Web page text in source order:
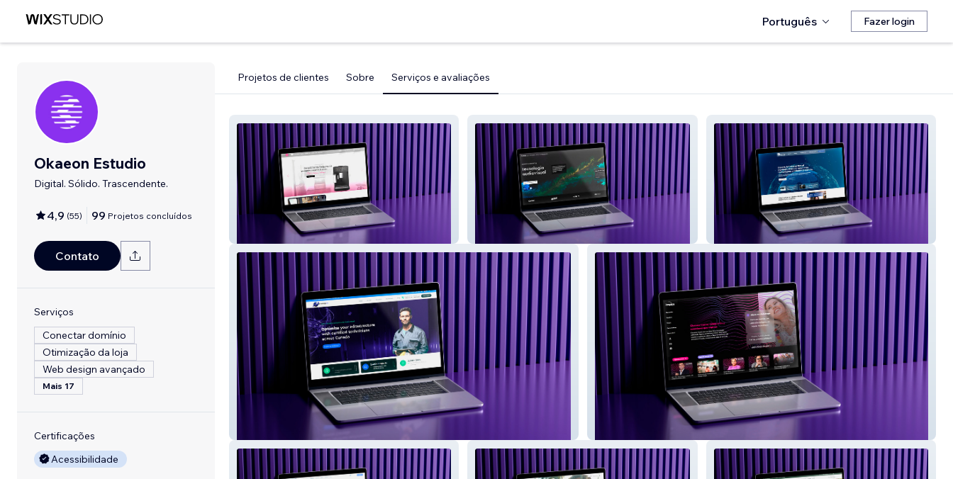
Português Fazer login
Okaeon Estudio
Digital. Sólido. Trascendente.
4,9 (55) 99 Projetos concluídos
Contato
Serviços
Conectar domínio
Otimização da loja
Web design avançado
Mais 17
Certificações
Acessibilidade
Projetos de clientes Sobre Serviços e avaliações
Café Algraná Alta Sistemas